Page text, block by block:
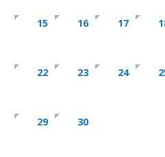
15 16 17
22 23 24
29 30